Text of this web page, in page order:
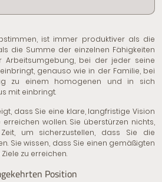
ist immer produktiver als die
die Summe der einzelnen Fähigkeiten
Arbeitsumgebung, bei der jeder seine
genauso wie in der Familie, bei
zu einem homogenen und in sich
mit einbringt.
dass Sie eine klare, langfristige Vision
wollen. Sie überstürzen nichts,
um sicherzustellen, dass Sie die
Sie wissen, dass Sie einen gemäßigten
zu erreichen.
Position